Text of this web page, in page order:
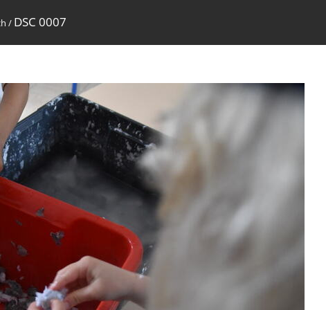
/ DSC 0007